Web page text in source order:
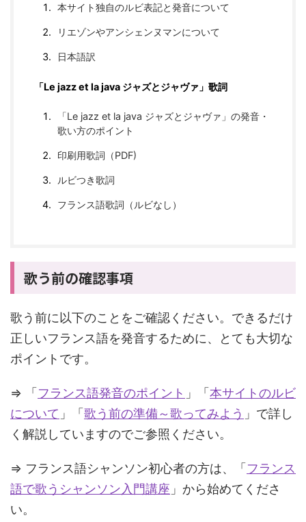
本サイト独自のルビ表記と発音について
リエゾンやアンシェンヌマンについて
日本語訳
「Le jazz et la java ジャズとジャヴァ」歌詞
「Le jazz et la java ジャズとジャヴァ」の発音・
歌い方のポイント
印刷用歌詞（PDF)
ルビつき歌詞
フランス語歌詞（ルビなし）
歌う前の確認事項
歌う前に以下のことをご確認ください。できるだけ
正しいフランス語を発音するために、とても大切な
ポイントです。
⇒ 「フランス語発音のポイント 」「本サイトのルビ
について 」「歌う前の準備～歌ってみよう 」で詳し
く解説していますのでご参照ください。
⇒ フランス語シャンソン初心者の方は、「フランス
語で歌うシャンソン入門講座 」から始めてくださ
い。